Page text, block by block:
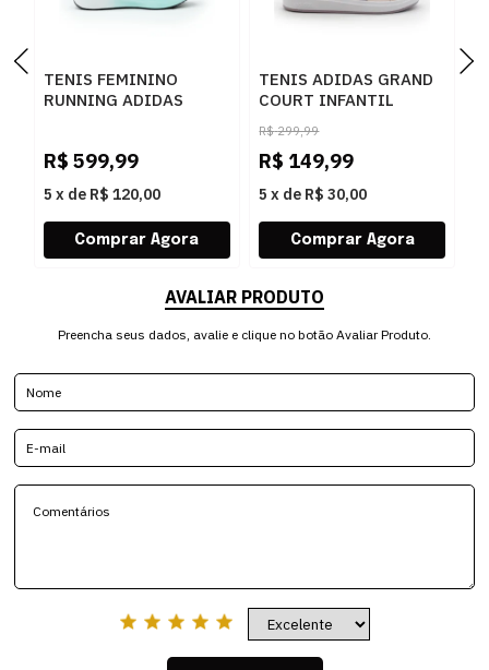
TENIS FEMININO
RUNNING ADIDAS
R$ 599,99
5 x de R$ 120,00
TENIS ADIDAS GRAND
COURT INFANTIL
ROSA/CLARO - 282939
R$ 299,99
R$ 149,99
5 x de R$ 30,00
AVALIAR PRODUTO
Preencha seus dados, avalie e clique no botão Avaliar Produto.